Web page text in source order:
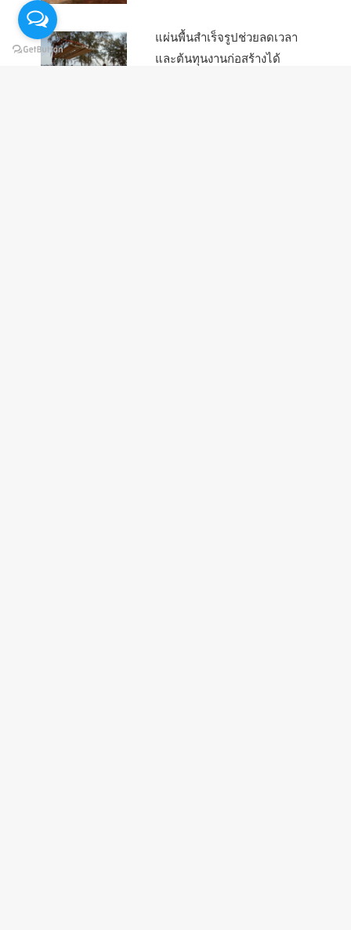
แผ่นพื้นสำเร็จรูปช่วยลดเวลา
และต้นทุนงานก่อสร้างได้